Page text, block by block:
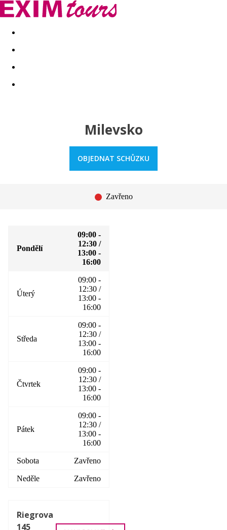
Akční nabídky Last minute
Milevsko
OBJEDNAT SCHŮZKU
Zavřeno
Pondělí
09:00 -
12:30 /
13:00 -
16:00
Úterý
09:00 -
12:30 /
13:00 -
16:00
Středa
09:00 -
12:30 /
13:00 -
16:00
Čtvrtek
09:00 -
12:30 /
13:00 -
16:00
Pátek
09:00 -
12:30 /
13:00 -
16:00
Sobota Zavřeno
Neděle Zavřeno
Riegrova
145